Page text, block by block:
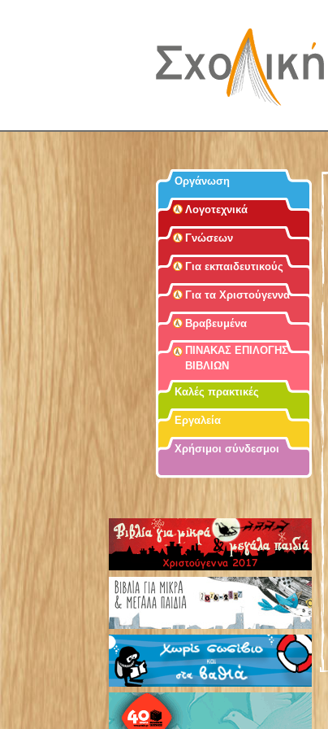
Οργάνωση
Λογοτεχνικά
Γνώσεων
Για εκπαιδευτικούς
Για τα Χριστούγεννα
Βραβευμένα
ΠΙΝΑΚΑΣ ΕΠΙΛΟΓΗΣ
ΒΙΒΛΙΩΝ
Καλές πρακτικές
Εργαλεία
Χρήσιμοι σύνδεσμοι